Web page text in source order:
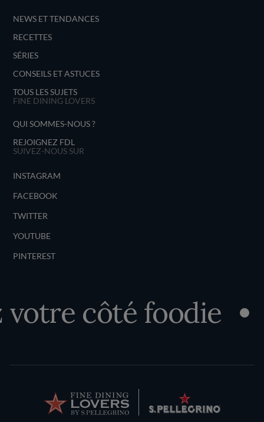
NEWS ET TENDANCES
RECETTES
SÉRIES
CONSEILS ET ASTUCES
TOUS LES SUJETS
FINE DINING LOVERS
QUI SOMMES-NOUS ?
REJOIGNEZ FDL
SUIVEZ-NOUS SUR
INSTAGRAM
FACEBOOK
TWITTER
YOUTUBE
PINTEREST
côté foodie